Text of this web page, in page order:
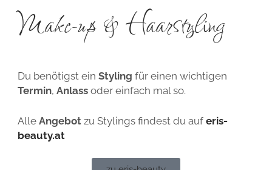
Make-up & Haarstyling
Du benötigst ein Styling für einen wichtigen
Termin, Anlass oder einfach mal so.
Alle Angebot zu Stylings findest du auf eris-
beauty.at